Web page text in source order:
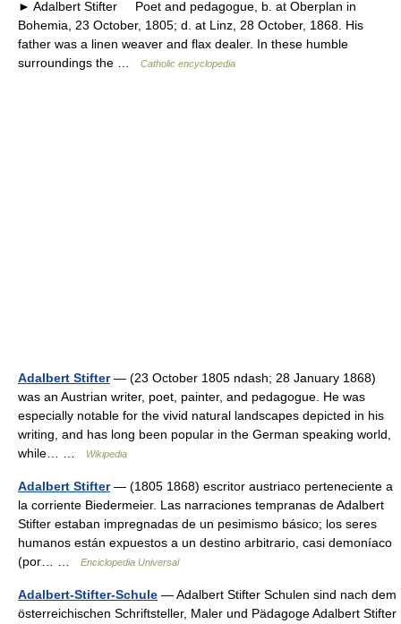
► Adalbert Stifter Poet and pedagogue, b. at Oberplan in
Bohemia, 23 October, 1805; d. at Linz, 28 October, 1868. His
father was a linen weaver and flax dealer. In these humble
surroundings the …
Catholic encyclopedia
Adalbert Stifter— (23 October 1805 ndash; 28 January 1868)
was an Austrian writer, poet, painter, and pedagogue. He was
especially notable for the vivid natural landscapes depicted in his
writing, and has long been popular in the German speaking world,
while… …
Wikipedia
Adalbert Stifter— (1805 1868) escritor austriaco perteneciente a
la corriente Biedermeier. Las narraciones tempranas de Adalbert
Stifter estaban impregnadas de un pesimismo básico; los seres
humanos están expuestos a un destino arbitrario, casi demoníaco
(por… …
Enciclopedia Universal
Adalbert-Stifter-Schule — Adalbert Stifter Schulen sind nach dem
österreichischen Schriftsteller, Maler und Pädagoge Adalbert Stifter